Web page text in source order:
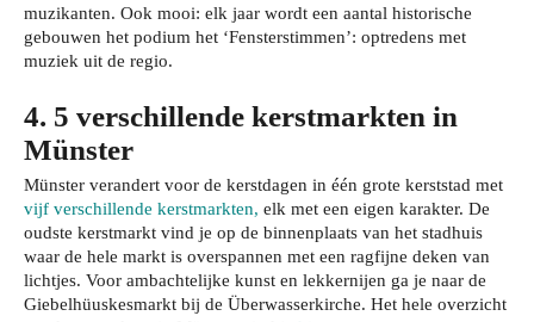
muzikanten. Ook mooi: elk jaar wordt een aantal historische
gebouwen het podium het ‘Fensterstimmen’: optredens met
muziek uit de regio.
4. 5 verschillende kerstmarkten in
Münster
Münster verandert voor de kerstdagen in één grote kerststad met
vijf verschillende kerstmarkten, elk met een eigen karakter. De
oudste kerstmarkt vind je op de binnenplaats van het stadhuis
waar de hele markt is overspannen met een ragfijne deken van
lichtjes. Voor ambachtelijke kunst en lekkernijen ga je naar de
Giebelhüuskesmarkt bij de Überwasserkirche. Het hele overzicht